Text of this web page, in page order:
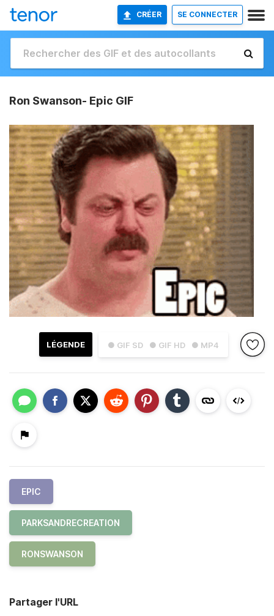
CRÉER SE CONNECTER
Ron Swanson- Epic GIF
● GIF SD ● GIF HD ● MP4
LÉGENDE
EPIC
PARKSANDRECREATION
RONSWANSON
Partager l'URL